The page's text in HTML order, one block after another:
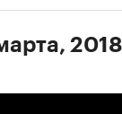
2018